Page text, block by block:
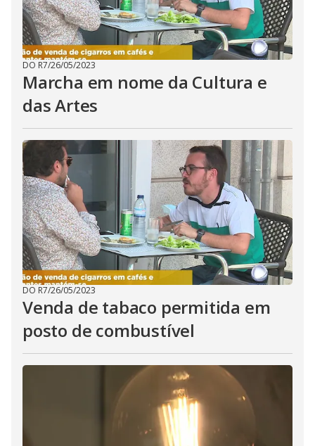
DO R7/26/05/2023
Marcha em nome da Cultura e
das Artes
DO R7/26/05/2023
Venda de tabaco permitida em
posto de combustível